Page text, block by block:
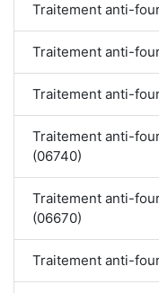
Traitement anti-
Traitement anti-
Traitement anti-
Traitement anti-
(06740)
Traitement anti-
(06670)
Traitement anti-